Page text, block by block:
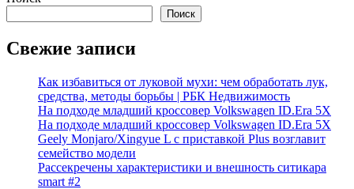
Поиск
Свежие записи
Как избавиться от луковой мухи: чем обработать лук,
средства, методы борьбы | РБК Недвижимость
На подходе младший кроссовер Volkswagen ID.Era 5X
На подходе младший кроссовер Volkswagen ID.Era 5X
Geely Monjaro/Xingyue L с приставкой Plus возглавит
семейство модели
Рассекречены характеристики и внешность ситикара
smart #2